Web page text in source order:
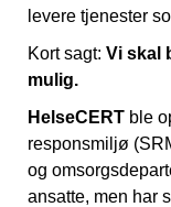
levere tjenester
Kort sagt: Vi skal
mulig.
HelseCERT ble
responsmiljø
og
ansatte, men har